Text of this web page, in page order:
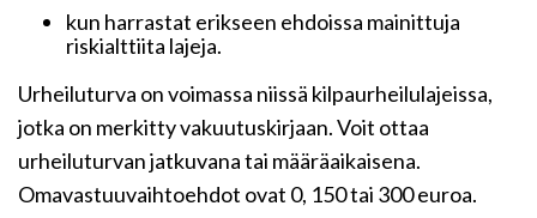
kun harrastat erikseen ehdoissa mainittuja
riskialttiita lajeja.
Urheiluturva on voimassa niissä kilpaurheilulajeissa,
jotka on merkitty vakuutuskirjaan. Voit ottaa
urheiluturvan jatkuvana tai määräaikaisena.
Omavastuuvaihtoehdot ovat 0, 150 tai 300 euroa.